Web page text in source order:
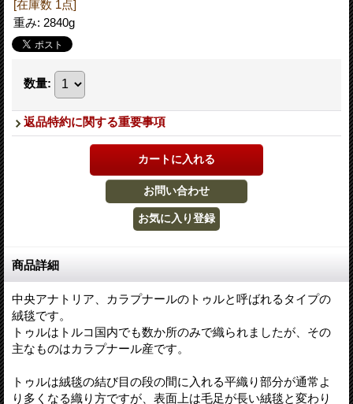
[在庫数 1点]
重み: 2840g
数量:
返品特約に関する重要事項
商品詳細
中央アナトリア、カラプナールのトゥルと呼ばれるタイプの
絨毯です。
トゥルはトルコ国内でも数か所のみで織られましたが、その
主なものはカラプナール産です。
トゥルは絨毯の結び目の段の間に入れる平織り部分が通常よ
り多くなる織り方ですが、表面上は毛足が長い絨毯と変わり